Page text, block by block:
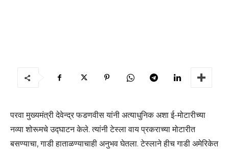
परवा मुख्यमंत्री देवेन्द्र फडणवीस यांनी अत्याधुनिक अशा ई-मोटारीच्या
नव्या शोरूमचे उद्घाटन केले. त्यांनी टेस्ला वाय प्रकराच्या मोटारीत
बसण्याचा, गाडी हाताळण्याचाही अनुभव घेतला. टेस्लाने हीच गाडी अमेरिकेत